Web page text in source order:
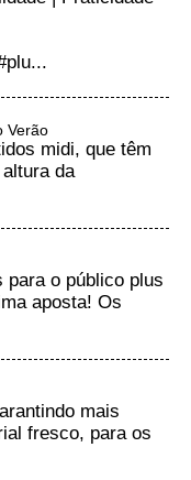
Verão
midi, que têm
da
para o público plus
aposta! Os
mais
fresco, para os